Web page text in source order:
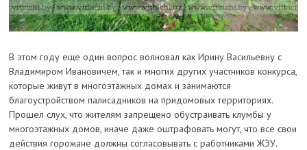
В этом году еще один вопрос волновал как Ирину Васильевну с
Владимиром Ивановичем, так и многих других участников конкурса,
которые живут в многоэтажных домах и занимаются
благоустройством палисадников на придомовых территориях.
Прошел слух, что жителям запрещено обустраивать клумбы у
многоэтажных домов, иначе даже оштрафовать могут, что все свои
действия горожане должны согласовывать с работниками ЖЭУ.